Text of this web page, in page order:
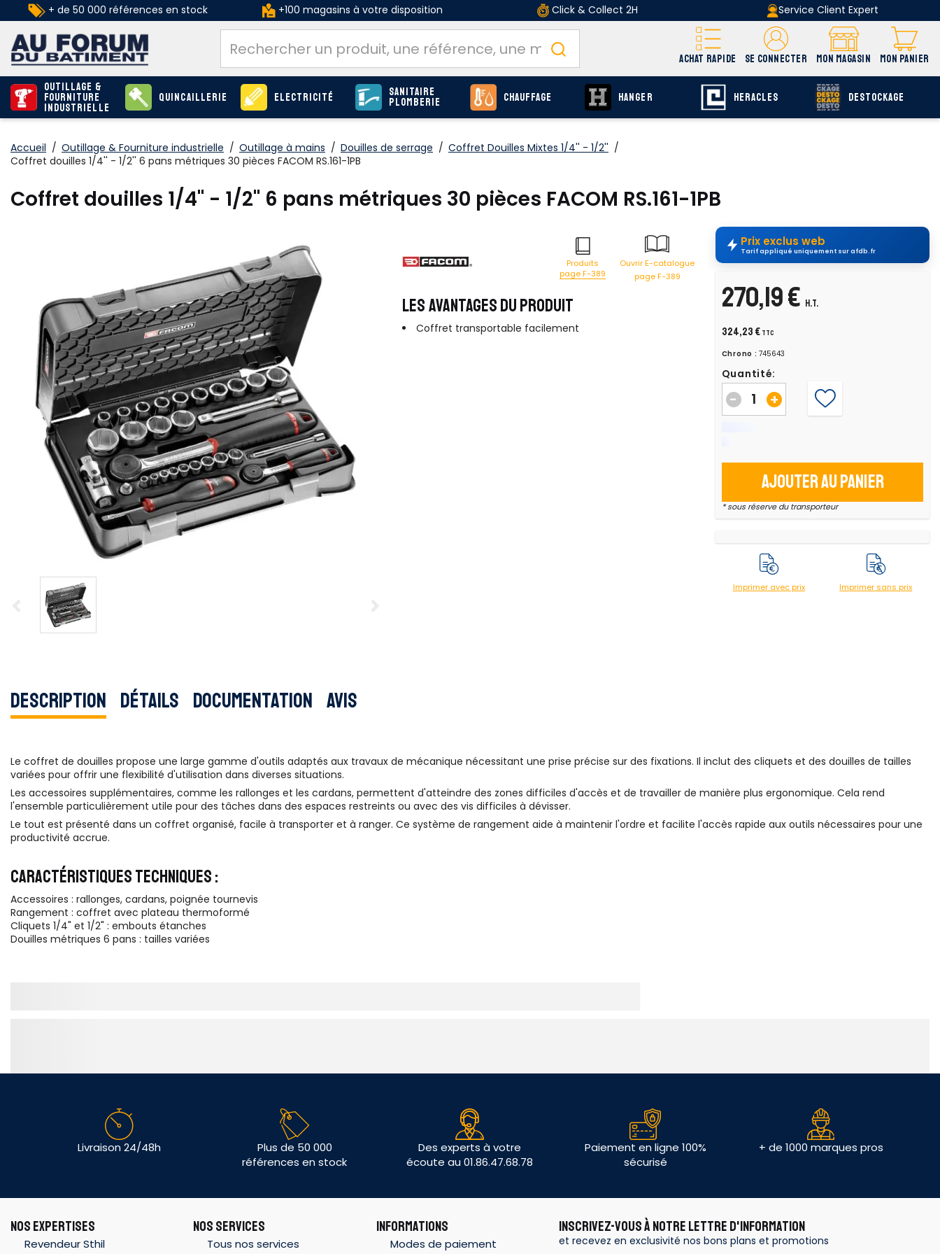
+ de 50 000 références en stock +100 magasins à votre disposition Click & Collect 2H Service Client Expert
ACHAT RAPIDE SE CONNECTER MON MAGASIN MON PANIER
Outillage &
Fourniture
industrielle
Quincaillerie Electricité Sanitaire
Plomberie Chauffage HANGER HERACLES DESTOCKAGE
Accueil / Outillage & Fourniture industrielle / Outillage à mains / Douilles de serrage / Coffret Douilles Mixtes 1/4'' - 1/2'' /
Coffret douilles 1/4'' - 1/2'' 6 pans métriques 30 pièces FACOM RS.161-1PB
Coffret douilles 1/4'' - 1/2'' 6 pans métriques 30 pièces FACOM RS.161-1PB
Produits
page F-389
Ouvrir E-catalogue
page F-389
LES AVANTAGES DU PRODUIT
Coffret transportable facilement
Prix exclus web
Tarif appliqué uniquement sur afdb.fr
270,19 € H.T.
324,23 € TTC
Chrono : 745643
Quantité:
+
-
Ajouter au panier
* sous réserve du transporteur
Imprimer avec prix Imprimer sans prix
Description Détails Documentation Avis
Le coffret de douilles propose une large gamme d'outils adaptés aux travaux de mécanique nécessitant une prise précise sur des fixations. Il inclut des cliquets et des douilles de tailles
variées pour offrir une flexibilité d'utilisation dans diverses situations.
Les accessoires supplémentaires, comme les rallonges et les cardans, permettent d'atteindre des zones difficiles d'accès et de travailler de manière plus ergonomique. Cela rend
l'ensemble particulièrement utile pour des tâches dans des espaces restreints ou avec des vis difficiles à dévisser.
Le tout est présenté dans un coffret organisé, facile à transporter et à ranger. Ce système de rangement aide à maintenir l'ordre et facilite l'accès rapide aux outils nécessaires pour une
productivité accrue.
CARACTÉRISTIQUES TECHNIQUES :
Accessoires : rallonges, cardans, poignée tournevis
Rangement : coffret avec plateau thermoformé
Cliquets 1/4" et 1/2" : embouts étanches
Douilles métriques 6 pans : tailles variées
Livraison 24/48h
Plus de 50 000
références en stock
Des experts à votre
écoute au 01.86.47.68.78
Paiement en ligne 100%
sécurisé
+ de 1000 marques pros
NOS EXPERTISES
Revendeur Sthil
NOS SERVICES
Tous nos services
INFORMATIONS
Modes de paiement
INSCRIVEZ-VOUS À NOTRE LETTRE D'INFORMATION
et recevez en exclusivité nos bons plans et promotions